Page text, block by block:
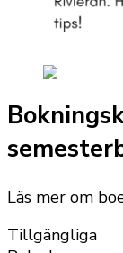
Läs mer om
Tillgängliga